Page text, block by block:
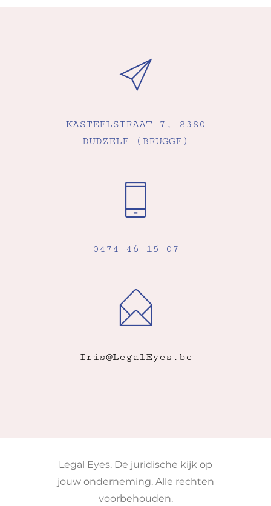
KASTEELSTRAAT 7, 8380
DUDZELE (BRUGGE)
0474 46 15 07
Iris@LegalEyes.be
Legal Eyes. De juridische kijk op
jouw onderneming. Alle rechten
voorbehouden.